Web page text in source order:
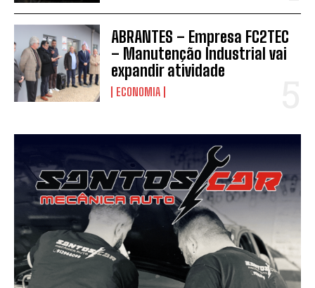
ABRANTES – Empresa FC2TEC
– Manutenção Industrial vai
expandir atividade
ECONOMIA